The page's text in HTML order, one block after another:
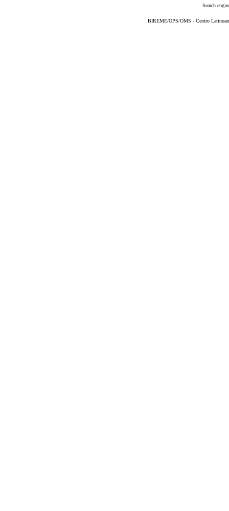
Search
BIREME/OPS/OMS - Centro